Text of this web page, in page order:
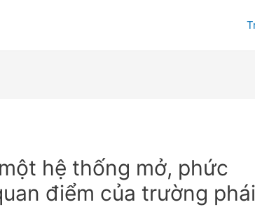
hệ thống mở, phức
điểm của trường phái